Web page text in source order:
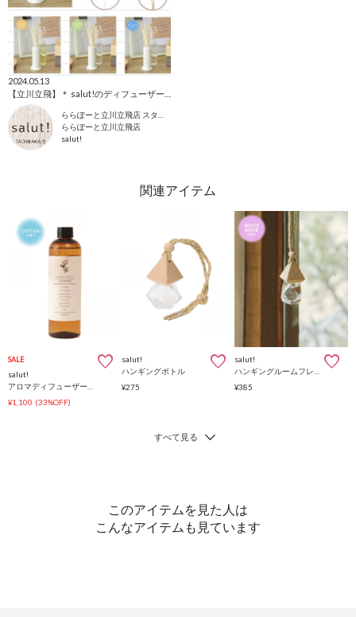
2024.05.13
ららぽーと立川立飛店
salut!
SALE
salut!
¥1,100 (33%OFF)
salut!
ハンギングボトル
¥275
salut!
¥385
このアイテムを見た人は
こんなアイテムも見ています